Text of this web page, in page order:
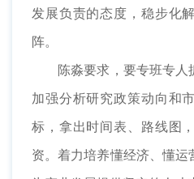
发展负责的态度，稳步化
阵。
陈淼要求，要专班专人
加强分析研究政策动向和
标，拿出时间表、路线图
资。着力培养懂经济、懂运